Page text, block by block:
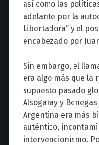
así como las
adelante por la
Libertadora” y el
encabezado por
Sin embargo, el
era algo más que la
supuesto pasado
Alsogaray y
Argentina era más
auténtico,
intervencionismo.